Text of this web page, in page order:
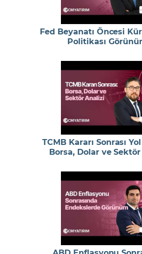
Fed Beyanatı Öncesi
Politikası
TCMB Kararı Sonrası
Borsa, Dolar ve